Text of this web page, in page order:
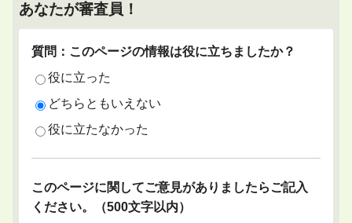
あなたが審査員！
質問：このページの情報は役に立ちましたか？
役に立った
どちらともいえない
役に立たなかった
このページに関してご意見がありましたらご記入
ください。（500文字以内）